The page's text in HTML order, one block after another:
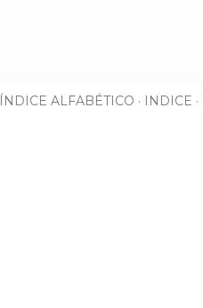
ÍNDICE ALFABÉTICO INDICE